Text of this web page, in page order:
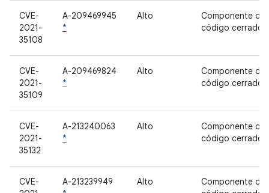
CVE-
2021-
35108
A-209469945
*
Alto
Componente de
código cerrado
CVE-
2021-
35109
A-209469824
*
Alto
Componente de
código cerrado
CVE-
2021-
35132
A-213240063
*
Alto
Componente de
código cerrado
CVE-
A-213239949
Alto
Componente de